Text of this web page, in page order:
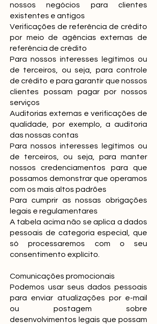
nossos negócios para clientes
existentes e antigos
Verificações de referência de crédito
por meio de agências externas de
referência de crédito
Para nossos interesses legítimos ou
de terceiros, ou seja, para controle
de crédito e para garantir que nossos
clientes possam pagar por nossos
serviços
Auditorias externas e verificações de
qualidade, por exemplo, a auditoria
das nossas contas
Para nossos interesses legítimos ou
de terceiros, ou seja, para manter
nossos credenciamentos para que
possamos demonstrar que operamos
com os mais altos padrões
Para cumprir as nossas obrigações
legais e regulamentares
A tabela acima não se aplica a dados
pessoais de categoria especial, que
só processaremos com o seu
consentimento explícito.
Comunicações promocionais
Podemos usar seus dados pessoais
para enviar atualizações por e-mail
ou postagem sobre
desenvolvimentos legais que possam